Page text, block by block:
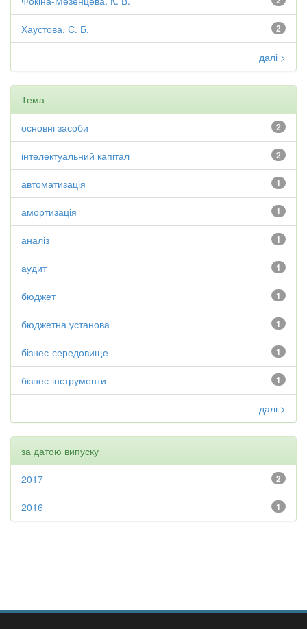
2
Хаустова, Є. Б.
далі >
Тема
2
основні засоби
2
інтелектуальний капітал
1
автоматизація
1
амортизація
1
аналіз
1
аудит
1
бюджет
1
бюджетна установа
1
бізнес-середовище
1
бізнес-інструменти
далі >
за датою випуску
2
2017
1
2016